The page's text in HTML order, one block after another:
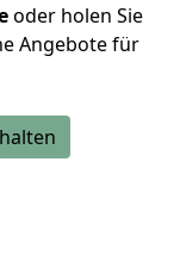
oder holen Sie
Angebote für